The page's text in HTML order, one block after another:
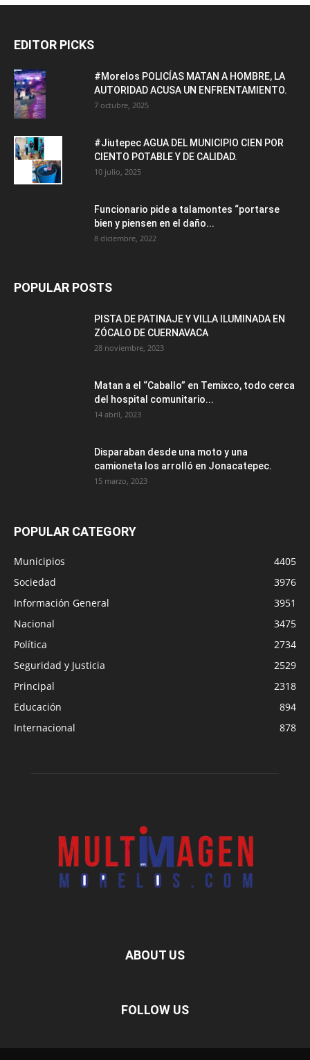
EDITOR PICKS
#Morelos POLICÍAS MATAN A HOMBRE, LA
AUTORIDAD ACUSA UN ENFRENTAMIENTO.
7 octubre, 2025
#Jiutepec AGUA DEL MUNICIPIO CIEN POR
CIENTO POTABLE Y DE CALIDAD.
10 julio, 2025
Funcionario pide a talamontes “portarse
bien y piensen en el daño...
8 diciembre, 2022
POPULAR POSTS
PISTA DE PATINAJE Y VILLA ILUMINADA EN
ZÓCALO DE CUERNAVACA
28 noviembre, 2023
Matan a el “Caballo” en Temixco, todo cerca
del hospital comunitario...
14 abril, 2023
Disparaban desde una moto y una
camioneta los arrolló en Jonacatepec.
15 marzo, 2023
POPULAR CATEGORY
Municipios
4405
Sociedad
3976
Información General
3951
Nacional
3475
Política
2734
Seguridad y Justicia
2529
Principal
2318
Educación
894
Internacional
878
ABOUT US
FOLLOW US